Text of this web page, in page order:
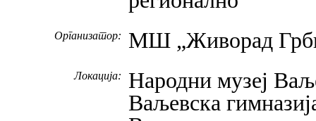
Организатор: МШ „Живорад
Локација:
Народни музеј
Ваљевска